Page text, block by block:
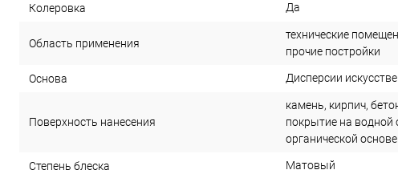
Колеровка Да
Область применения
технические
прочие постройки
Основа Дисперсии
Поверхность нанесения
камень, кирпич,
покрытие на водной
органической основе
Степень блеска Матовый